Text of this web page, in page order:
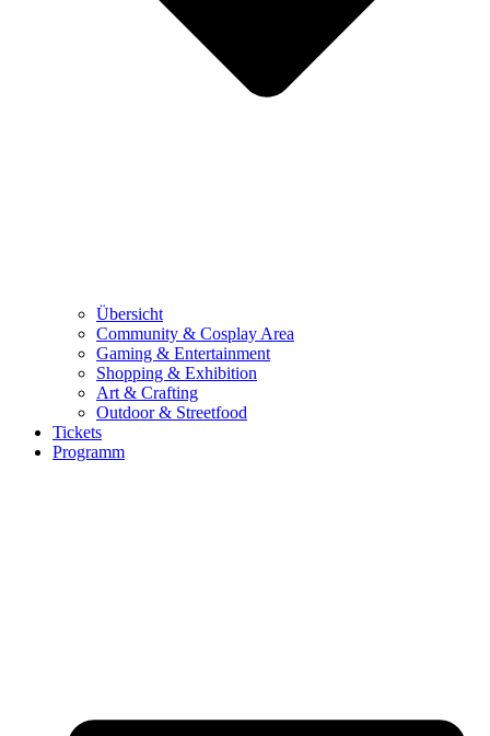
Übersicht
Community & Cosplay Area
Gaming & Entertainment
Shopping & Exhibition
Art & Crafting
Outdoor & Streetfood
Tickets
Programm